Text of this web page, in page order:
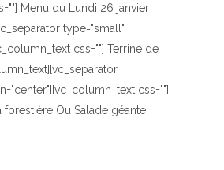
Menu du Lundi 26 janvier
type="small"
css=""] Terrine de
css=""]
forestière Ou Salade géante